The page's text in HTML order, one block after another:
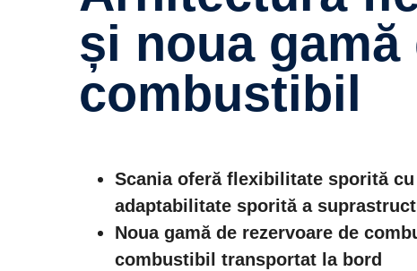
și noua gamă
combustibil
Scania oferă flexibilitate sporită
adaptabilitate sporită a
Noua gamă de rezervoare de
combustibil transportat la bord